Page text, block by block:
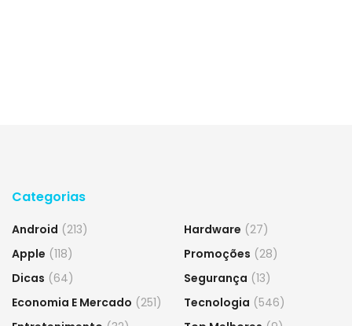
Categorias
Android (213)
Apple (118)
Dicas (64)
Economia E Mercado (251)
Hardware (27)
Promoções (28)
Segurança (13)
Tecnologia (546)